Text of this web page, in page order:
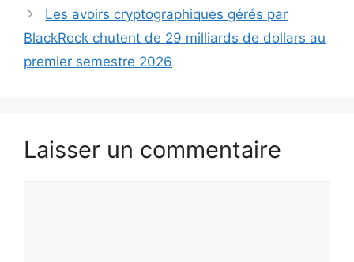
Les avoirs cryptographiques gérés par
BlackRock chutent de 29 milliards de dollars au
premier semestre 2026
Laisser un commentaire